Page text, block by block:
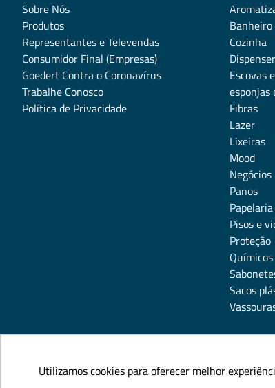
Utilizamos cookies para oferecer melhor
Utilizamos cookies para oferecer melhor
Sobre Nós
Produtos
Representantes e Televendas
Consumidor Final (Empresas)
Goedert Contra o Coronavírus
Trabalhe Conosco
Política de Privacidade
Banheiro
Cozinha
Escovas
esponjas
Fibras
Lazer
Lixeiras
Mood
Negócios
Panos
Papelaria
Pisos e
Proteção
Químicos
Sacos